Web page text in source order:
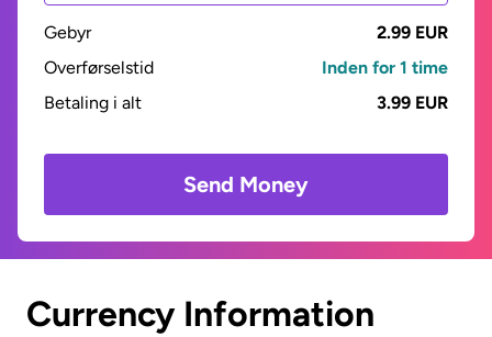
Gebyr
2.99 EUR
Overførselstid
Inden for 1 time
Betaling i alt
3.99 EUR
Send Money
Currency Information